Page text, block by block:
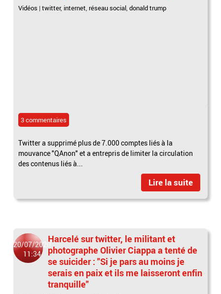
Vidéos |twitter, internet, réseau social,donald trump
3 commentaires
Twitter a supprimé plus de 7.000 comptes liés à la
mouvance "QAnon" et a entrepris de limiter la circulation
des contenus liés à...
Lire la suite
20/07/2020
11:34
Harcelé sur twitter, le militant et
photographe Olivier Ciappa a tenté de
se suicider : "Si je pars au moins je
serais en paix et ils me laisseront enfin
tranquille"